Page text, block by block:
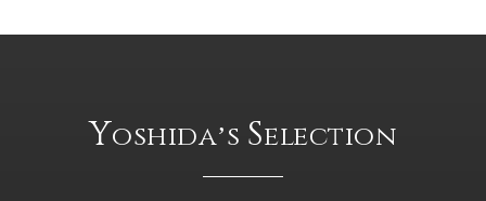
Yoshidaʼs Selection